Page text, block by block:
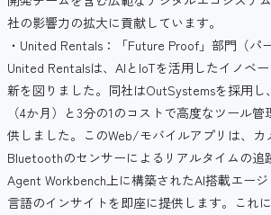
社の影響力の拡大に貢献しています。
・United Rentals：「Future Proof」部門（パ
United Rentalsは、AIとIoTを活用したイノベ
新を図りました。同社はOutSystemsを採用し
（4か月）と3分の1のコストで高度なツール
供しました。このWeb/モバイルアプリは、カ
Bluetoothのセンサーによるリアルタイムの追
Agent Workbench上に構築されたAI搭載エー
言語のインサイトを即座に提供します。これ